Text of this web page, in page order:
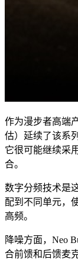
作为漫步者高端
估）延续了该系
它很可能继续采
合。
数字分频技术是
配到不同单元，
高频。
降噪方面，Neo
合前馈和后馈麦